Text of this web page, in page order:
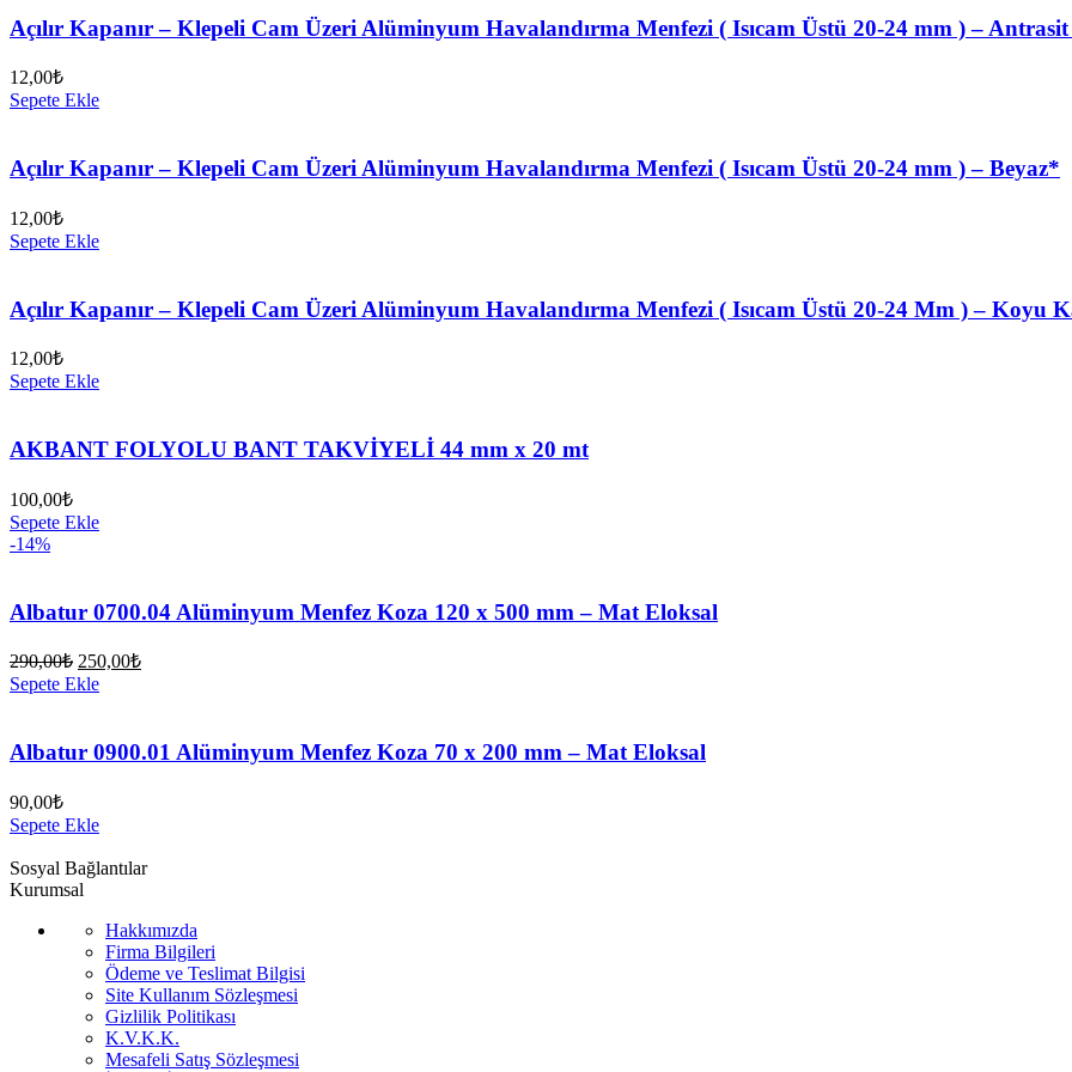
Açılır Kapanır – Klepeli Cam Üzeri Alüminyum Havalandırma Menfezi ( Isıcam Üstü 20-24 mm ) –
12,00₺
Sepete Ekle
Açılır Kapanır – Klepeli Cam Üzeri Alüminyum Havalandırma Menfezi ( Isıcam Üstü 20-24 mm ) – Beyaz*
12,00₺
Sepete Ekle
Açılır Kapanır – Klepeli Cam Üzeri Alüminyum Havalandırma Menfezi ( Isıcam Üstü 20-24 Mm ) – Koyu
12,00₺
Sepete Ekle
AKBANT FOLYOLU BANT TAKVİYELİ 44 mm x 20 mt
100,00₺
Sepete Ekle
-14%
Albatur 0700.04 Alüminyum Menfez Koza 120 x 500 mm – Mat Eloksal
290,00₺ Orijinal
fiyat:
250,00₺Şu
Sepete Ekle
Albatur 0900.01 Alüminyum Menfez Koza 70 x 200 mm – Mat Eloksal
90,00₺
Sepete Ekle
Sosyal Bağlantılar
Kurumsal
Hakkımızda
Firma Bilgileri
Ödeme ve Teslimat Bilgisi
Site Kullanım Sözleşmesi
Gizlilik Politikası
K.V.K.K.
Mesafeli Satış Sözleşmesi